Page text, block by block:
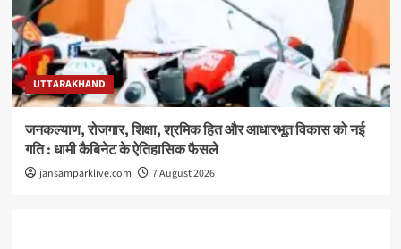
UTTARAKHAND
जनकल्याण, रोजगार, शिक्षा, श्रमिक हित और आधारभूत विकास को नई
गति : धामी कैबिनेट के ऐतिहासिक फैसले
jansamparklive.com 7 August 2026